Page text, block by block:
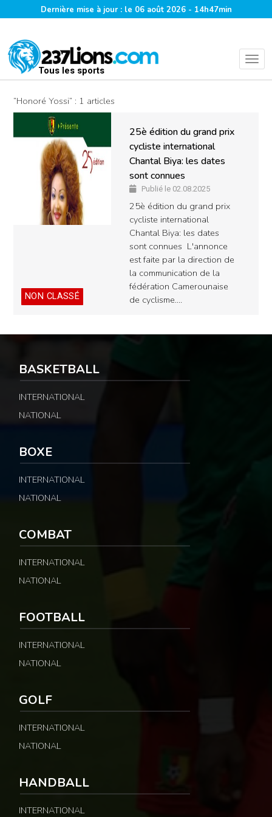
Dernière mise à jour : le 06 août 2026 - 14h47min
Tous les sports
“Honoré Yossi” : 1 articles
NON CLASSÉ
25è édition du grand prix
cycliste international
Chantal Biya: les dates
sont connues
Publié le 02.08.2025
25è édition du grand prix
cycliste international
Chantal Biya: les dates
sont connues L'annonce
est faite par la direction de
la communication de la
fédération Camerounaise
de cyclisme.…
BASKETBALL
INTERNATIONAL
NATIONAL
BOXE
INTERNATIONAL
NATIONAL
COMBAT
INTERNATIONAL
NATIONAL
FOOTBALL
INTERNATIONAL
NATIONAL
GOLF
INTERNATIONAL
NATIONAL
HANDBALL
INTERNATIONAL